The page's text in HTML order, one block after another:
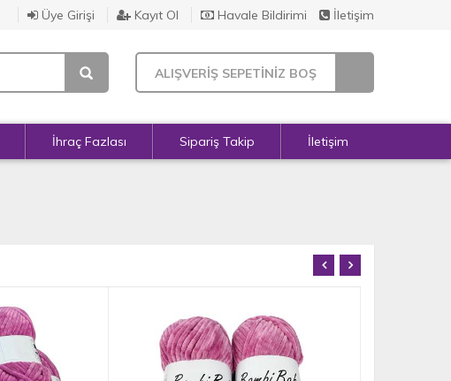
Üye Girişi Kayıt Ol Havale Bildirimi İletişim
ALIŞVERİŞ SEPETİNİZ BOŞ
İhraç Fazlası Sipariş Takip İletişim